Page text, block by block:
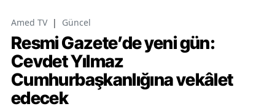
Amed TV | Güncel
Resmi Gazete’de yeni gün:
Cevdet Yılmaz
Cumhurbaşkanlığına vekâlet
edecek